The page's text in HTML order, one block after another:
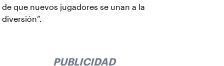
de que nuevos jugadores se unan a la
diversión”.
PUBLICIDAD